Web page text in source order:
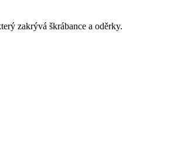
zakrývá škrábance a oděrky.